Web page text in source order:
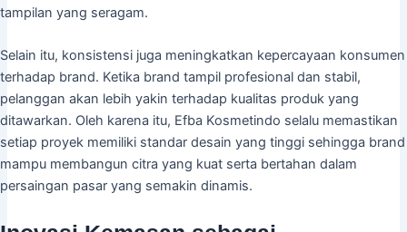
tampilan yang seragam.
Selain itu, konsistensi juga meningkatkan kepercayaan konsumen
terhadap brand. Ketika brand tampil profesional dan stabil,
pelanggan akan lebih yakin terhadap kualitas produk yang
ditawarkan. Oleh karena itu, Efba Kosmetindo selalu memastikan
setiap proyek memiliki standar desain yang tinggi sehingga brand
mampu membangun citra yang kuat serta bertahan dalam
persaingan pasar yang semakin dinamis.